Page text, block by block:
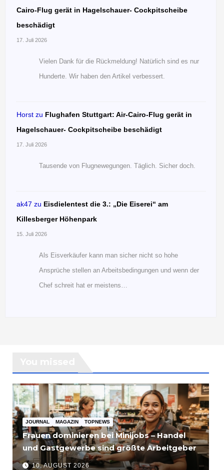
Cairo-Flug gerät in Hagelschauer- Cockpitscheibe
beschädigt
17. Juli 2026
Vielen Dank für die Rückmeldung! Natürlich sind es nur
Hunderte. Wir haben den Artikel verbessert.
Horst zu Flughafen Stuttgart: Air-Cairo-Flug gerät in
Hagelschauer- Cockpitscheibe beschädigt
17. Juli 2026
Tausende von Flugnewegungen. Täglich. Sicher doch.
ak47 zu Eisdielentest die 3.: „Die Eiserei“ am
Killesberger Höhenpark
15. Juli 2026
Als Eisverkäufer kann man sicher nicht so hohe
Ansprüche stellen an Arbeitsbedingungen und wenn der
Chef schreit hat er meistens…
JOURNAL MAGAZIN TOPNEWS
Frauen dominieren bei Minijobs – Handel
und Gastgewerbe sind größte Arbeitgeber
10. AUGUST 2026